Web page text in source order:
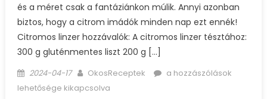
és a méret csak a fantáziánkon múlik. Annyi azonban
biztos, hogy a citrom imádók minden nap ezt ennék!
Citromos linzer hozzávalók: A citromos linzer tésztához:
300 g gluténmentes liszt 200 g […]
Posted
on
2024-04-17 Author
OkosReceptek
Citromos
a hozzászólások
lehetősége kikapcsolva